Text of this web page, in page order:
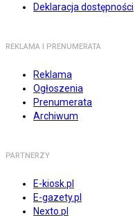
Deklaracja dostępności
REKLAMA I PRENUMERATA
Reklama
Ogłoszenia
Prenumerata
Archiwum
PARTNERZY
E-kiosk.pl
E-gazety.pl
Nexto.pl